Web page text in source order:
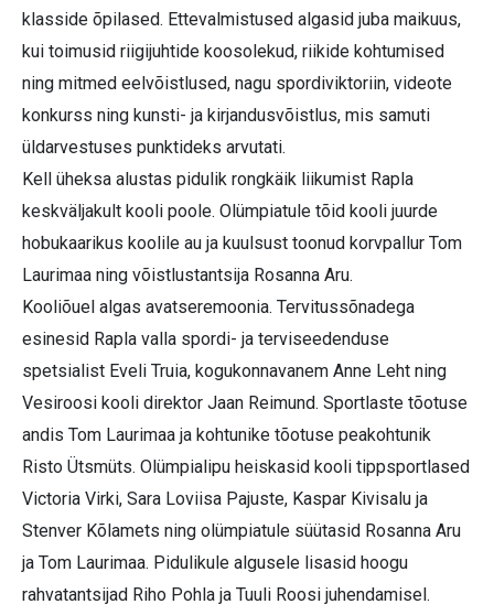
klasside õpilased. Ettevalmistused algasid juba maikuus,
kui toimusid riigijuhtide koosolekud, riikide kohtumised
ning mitmed eelvõistlused, nagu spordiviktoriin, videote
konkurss ning kunsti- ja kirjandusvõistlus, mis samuti
üldarvestuses punktideks arvutati.
Kell üheksa alustas pidulik rongkäik liikumist Rapla
keskväljakult kooli poole. Olümpiatule tõid kooli juurde
hobukaarikus koolile au ja kuulsust toonud korvpallur Tom
Laurimaa ning võistlustantsija Rosanna Aru.
Kooliõuel algas avatseremoonia. Tervitussõnadega
esinesid Rapla valla spordi- ja terviseedenduse
spetsialist Eveli Truia, kogukonnavanem Anne Leht ning
Vesiroosi kooli direktor Jaan Reimund. Sportlaste tõotuse
andis Tom Laurimaa ja kohtunike tõotuse peakohtunik
Risto Ütsmüts. Olümpialipu heiskasid kooli tippsportlased
Victoria Virki, Sara Loviisa Pajuste, Kaspar Kivisalu ja
Stenver Kõlamets ning olümpiatule süütasid Rosanna Aru
ja Tom Laurimaa. Pidulikule algusele lisasid hoogu
rahvatantsijad Riho Pohla ja Tuuli Roosi juhendamisel.